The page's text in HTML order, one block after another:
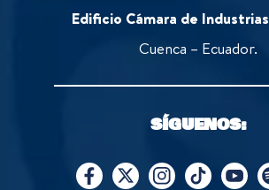
Edificio Cámara de Industrias
Cuenca – Ecuador.
SÍGUENOS: